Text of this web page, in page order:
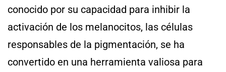
conocido por su capacidad para inhibir la
activación de los melanocitos, las células
responsables de la pigmentación, se ha
convertido en una herramienta valiosa para